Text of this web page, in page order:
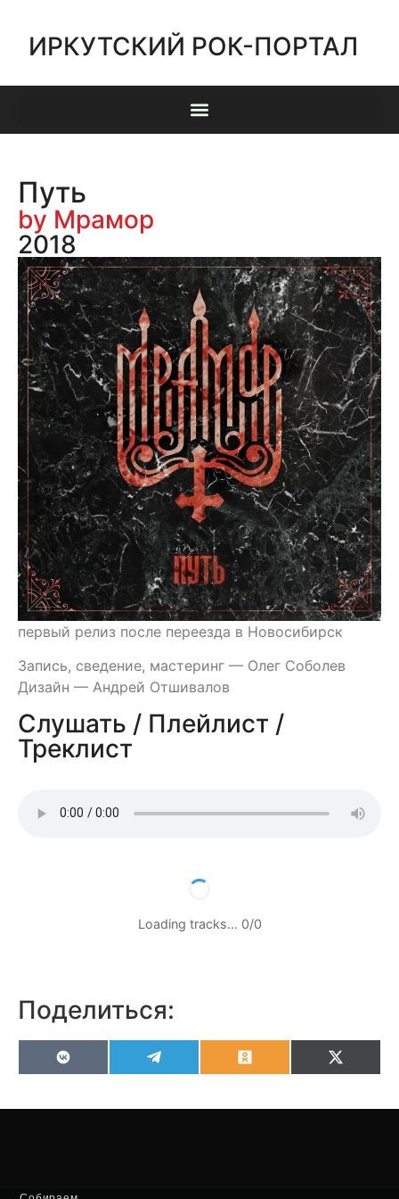
ИРКУТСКИЙ РОК-ПОРТАЛ
Путь
by Мрамор
2018
первый релиз после переезда в Новосибирск
Запись, сведение, мастеринг — Олег Соболев
Дизайн — Андрей Отшивалов
Слушать / Плейлист /
Треклист
Loading tracks… 0/0
Поделиться:
VK OdnoklassnikiX